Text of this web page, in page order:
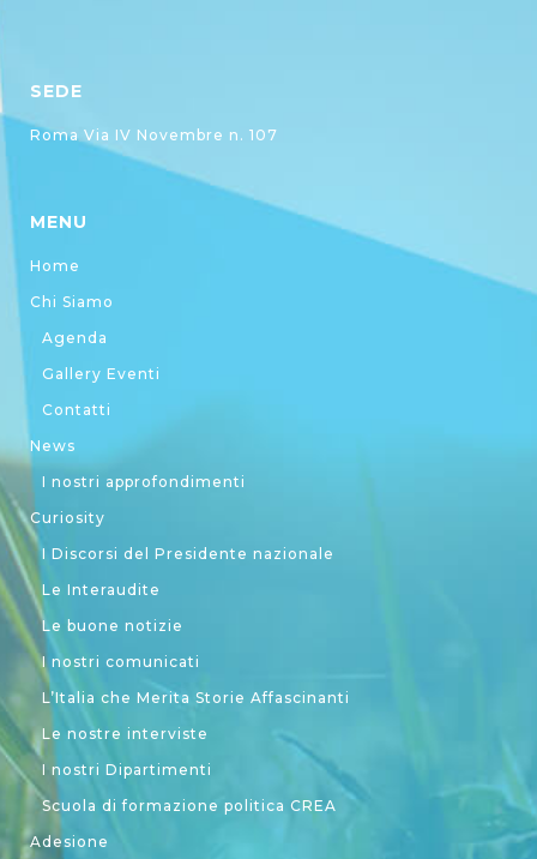
SEDE
Roma Via IV Novembre n. 107
MENU
Home
Chi Siamo
Agenda
Gallery Eventi
Contatti
News
I nostri approfondimenti
Curiosity
I Discorsi del Presidente nazionale
Le Interaudite
Le buone notizie
I nostri comunicati
L’Italia che Merita Storie Affascinanti
Le nostre interviste
I nostri Dipartimenti
Scuola di formazione politica CREA
Adesione